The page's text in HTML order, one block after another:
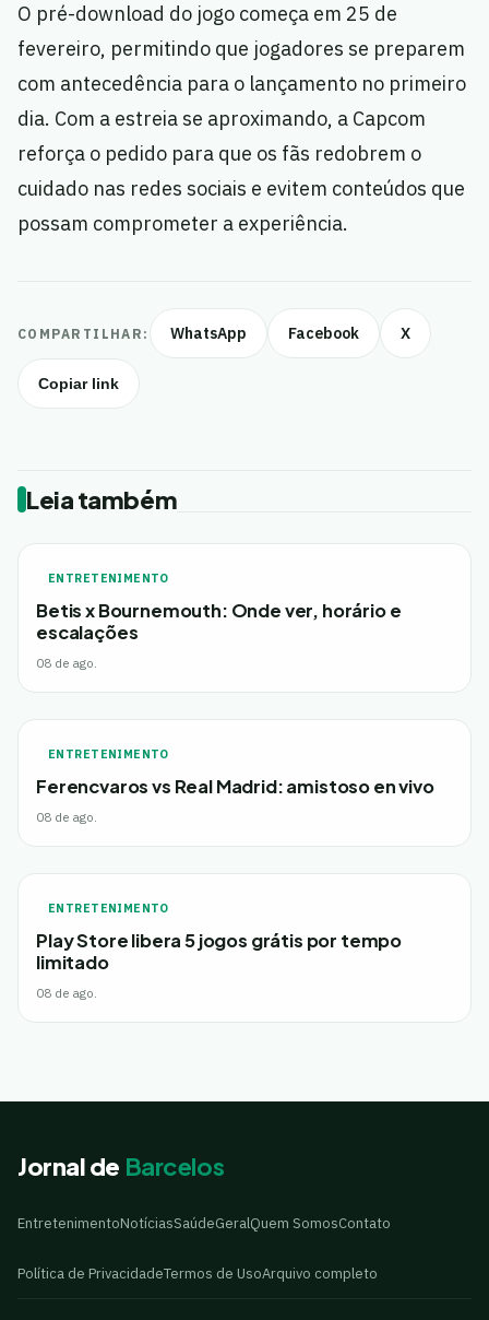
O pré-download do jogo começa em 25 de
fevereiro, permitindo que jogadores se preparem
com antecedência para o lançamento no primeiro
dia. Com a estreia se aproximando, a Capcom
reforça o pedido para que os fãs redobrem o
cuidado nas redes sociais e evitem conteúdos que
possam comprometer a experiência.
COMPARTILHAR: WhatsApp Facebook X
Copiar link
Leia também
ENTRETENIMENTO
Betis x Bournemouth: Onde ver, horário e
escalações
08 de ago.
ENTRETENIMENTO
Ferencvaros vs Real Madrid: amistoso en vivo
08 de ago.
ENTRETENIMENTO
Play Store libera 5 jogos grátis por tempo
limitado
08 de ago.
Jornal de Barcelos
EntretenimentoNotíciasSaúdeGeralQuem SomosContato
Política de PrivacidadeTermos de UsoArquivo completo